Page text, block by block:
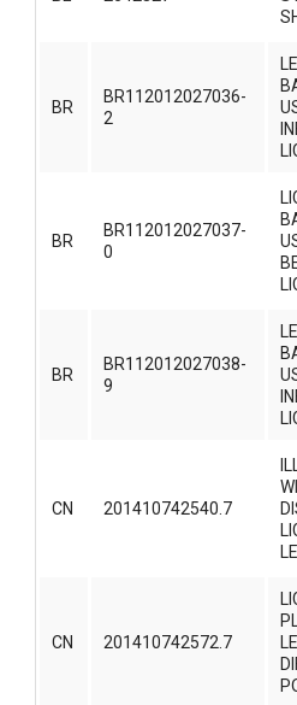
BR
BR112012027036-
2
BR
BR112012027037-
0
BR
BR112012027038-
9
CN 201410742540.7
CN 201410742572.7